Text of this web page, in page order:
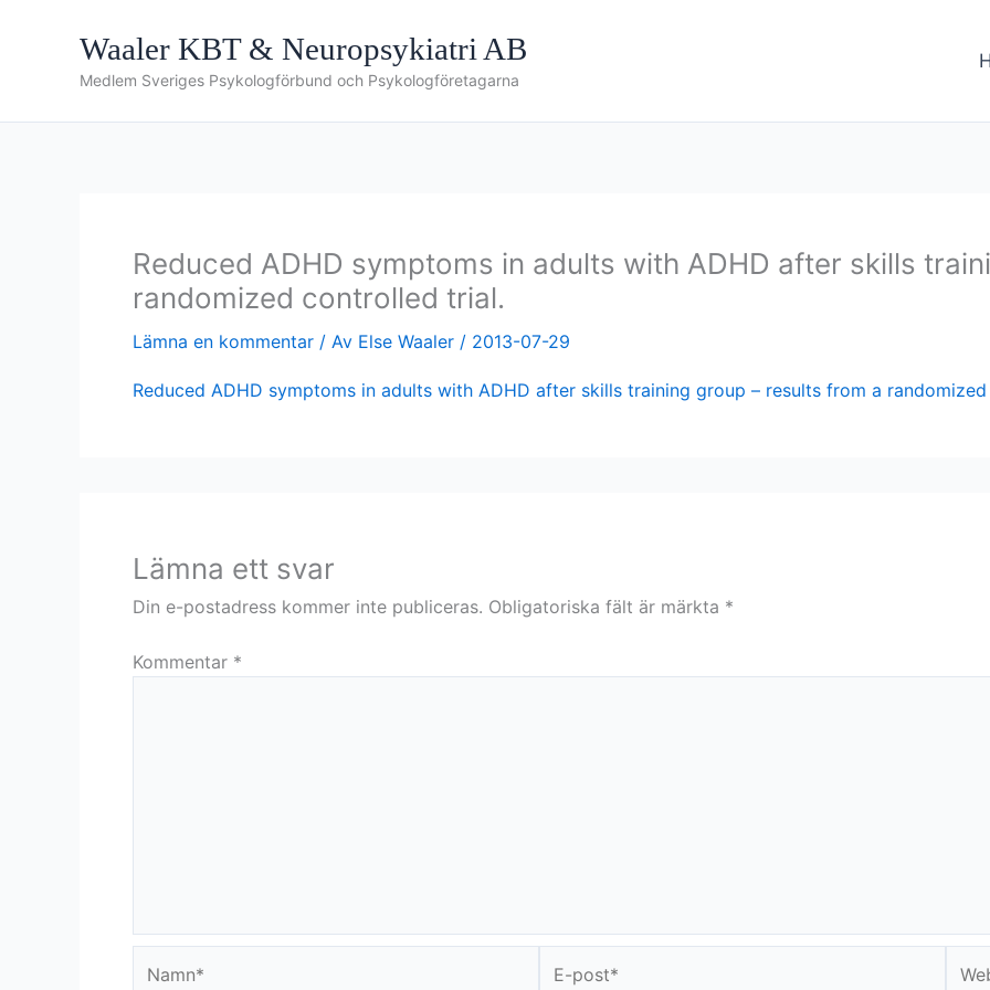
Waaler KBT & Neuropsykiatri AB
Medlem Sveriges Psykologförbund och Psykologföretagarna
Reduced ADHD symptoms in adults with ADHD after skills
randomized controlled trial.
Lämna en kommentar / Av Else Waaler / 2013-07-29
Reduced ADHD symptoms in adults with ADHD after skills training group – results from a
Lämna ett svar
Din e-postadress kommer inte publiceras. Obligatoriska fält är märkta *
Kommentar *